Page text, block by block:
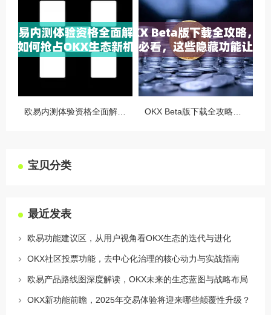
宝贝分类
最近发表
欧易功能建议区，从用户视角看OKX生态的迭代与进化
OKX社区投票功能，去中心化治理的核心动力与实战指南
欧易产品路线图深度解读，OKX未来的生态蓝图与战略布局
OKX新功能前瞻，2025年交易体验将迎来哪些颠覆性升级？